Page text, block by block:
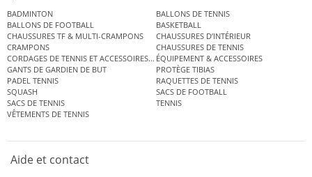
BADMINTON
BALLONS DE TENNIS
BALLONS DE FOOTBALL
BASKETBALL
CHAUSSURES TF & MULTI-CRAMPONS
CHAUSSURES D’INTÉRIEUR
CRAMPONS
CHAUSSURES DE TENNIS
CORDAGES DE TENNIS ET ACCESSOIRES DE TENNISÉQUIPEMENT & ACCESSOIRES
GANTS DE GARDIEN DE BUT
PROTÈGE TIBIAS
PADEL TENNIS
RAQUETTES DE TENNIS
SQUASH
SACS DE FOOTBALL
SACS DE TENNIS
TENNIS
VÊTEMENTS DE TENNIS
Aide et contact